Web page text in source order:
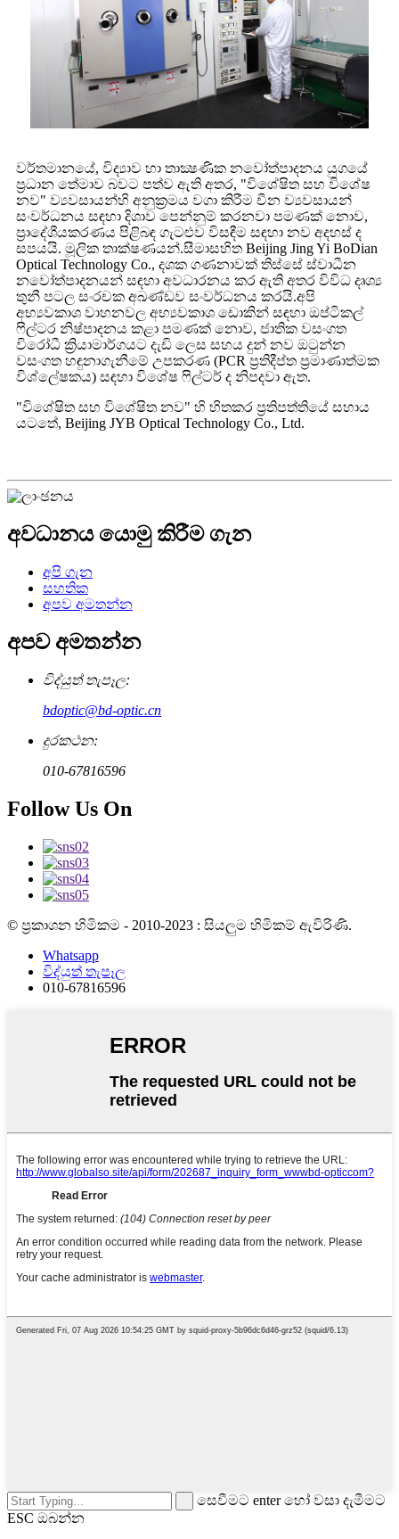
වර්තමානයේ, විද්‍යාව හා තාක්‍ෂණික නවෝත්පාදනය යුගයේ
ප්‍රධාන තේමාව බවට පත්ව ඇති අතර, "විශේෂිත සහ විශේෂ
නව" ව්‍යවසායන්හි අනුක්‍රමය වගා කිරීම චීන ව්‍යවසායන්
සංවර්ධනය සඳහා දිශාව පෙන්නුම් කරනවා පමණක් නොව,
ප්‍රාදේශීයකරණය පිළිබඳ ගැටළුව විසඳීම සඳහා නව අදහස් ද
සපයයි. මූලික තාක්ෂණයන්.සීමාසහිත Beijing Jing Yi BoDian
Optical Technology Co., දශක ගණනාවක් තිස්සේ ස්වාධීන
නවෝත්පාදනයන් සඳහා අවධාරනය කර ඇති අතර විවිධ දෘශ්‍ය
තුනී පටල සංරචක අඛණ්ඩව සංවර්ධනය කරයි.අපි
අභ්‍යවකාශ වාහනවල අභ්‍යවකාශ ඩොකින් සඳහා ඔප්ටිකල්
ෆිල්ටර නිෂ්පාදනය කළා පමණක් නොව, ජාතික වසංගත
විරෝධී ක්‍රියාමාර්ගයට දැඩි ලෙස සහය දුන් නව ඔටුන්න
වසංගත හඳුනාගැනීමේ උපකරණ (PCR ප්‍රතිදීප්ත ප්‍රමාණාත්මක
විශ්ලේෂකය) සඳහා විශේෂ ෆිල්ටර් ද නිපදවා ඇත.
"විශේෂිත සහ විශේෂිත නව" හි හිතකර ප්‍රතිපත්තියේ සහාය
යටතේ, Beijing JYB Optical Technology Co., Ltd.
අවධානය යොමු කිරීම ගැන
අපි ගැන
සහතික
අපව අමතන්න
අපව අමතන්න
විද්යුත් තැපෑල:
bdoptic@bd-optic.cn
දුරකථන:
010-67816596
Follow Us On
© ප්‍රකාශන හිමිකම - 2010-2023 : සියලුම හිමිකම් ඇවිරිණි.
Whatsapp
විද්යුත් තැපෑල
010-67816596
සෙවීමට enter හෝ වසා දැමීමට
ESC ඔබන්න